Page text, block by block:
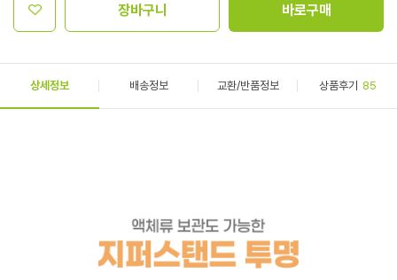
장바구니 바로구매
상세정보 배송정보 교환/반품정보 상품후기 85